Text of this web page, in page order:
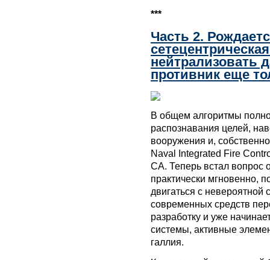
***
Часть 2.
нейтрализовать
противник еще
В общем алгоритмы
распознавания целей,
вооружения и,
Naval Integrated Fire
CA. Теперь встал вопрос
практически мгновенно,
двигаться с
современных средств
разработку и уже
системы, активные
галлия.